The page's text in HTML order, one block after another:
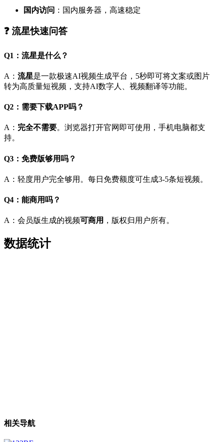
国内访问 ：国内服务器，高速稳定
❓ 流星快速问答
Q1：流星是什么？
A： 流星是一款极速AI视频生成平台，5秒即可将文案或图片
转为高质量短视频，支持AI数字人、视频翻译等功能。
Q2：需要下载APP吗？
A： 完全不需要。浏览器打开官网即可使用，手机电脑都支
持。
Q3：免费版够用吗？
A：轻度用户完全够用。每日免费额度可生成3-5条短视频。
Q4：能商用吗？
A：会员版生成的视频可商用 ，版权归用户所有。
数据统计
相关导航